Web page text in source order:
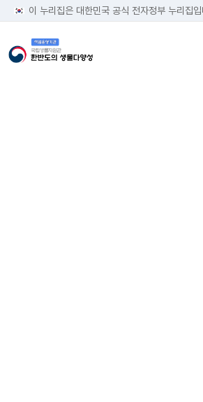
이 누리집은 대한민국 공식 전자정부 누리집